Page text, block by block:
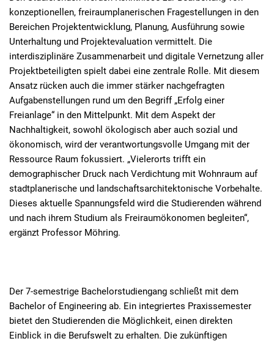
konzeptionellen, freiraumplanerischen Fragestellungen in den
Bereichen Projektentwicklung, Planung, Ausführung sowie
Unterhaltung und Projektevaluation vermittelt. Die
interdisziplinäre Zusammenarbeit und digitale Vernetzung aller
Projektbeteiligten spielt dabei eine zentrale Rolle. Mit diesem
Ansatz rücken auch die immer stärker nachgefragten
Aufgabenstellungen rund um den Begriff „Erfolg einer
Freianlage“ in den Mittelpunkt. Mit dem Aspekt der
Nachhaltigkeit, sowohl ökologisch aber auch sozial und
ökonomisch, wird der verantwortungsvolle Umgang mit der
Ressource Raum fokussiert. „Vielerorts trifft ein
demographischer Druck nach Verdichtung mit Wohnraum auf
stadtplanerische und landschaftsarchitektonische Vorbehalte.
Dieses aktuelle Spannungsfeld wird die Studierenden während
und nach ihrem Studium als Freiraumökonomen begleiten“,
ergänzt Professor Möhring.
Der 7-semestrige Bachelorstudiengang schließt mit dem
Bachelor of Engineering ab. Ein integriertes Praxissemester
bietet den Studierenden die Möglichkeit, einen direkten
Einblick in die Berufswelt zu erhalten. Die zukünftigen